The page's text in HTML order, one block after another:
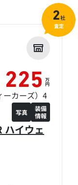
ハイウェ
225 万
円
ーカーズ）4
写真
装備
情報
2社
査定